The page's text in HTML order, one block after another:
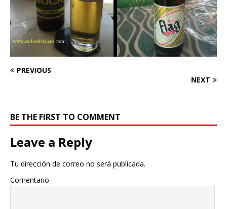
PREVIOUS
NEXT
BE THE FIRST TO COMMENT
Leave a Reply
Tu dirección de correo no será publicada.
Comentario